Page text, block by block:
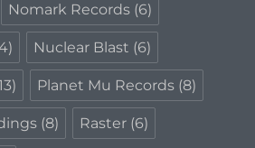
Nomark Records (6)
Nuclear Blast (6)
Planet Mu Records (8)
(8) Raster (6)